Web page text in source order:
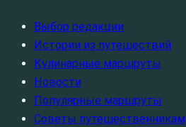
Выбор редакции
Истории из путешествий
Кулинарные маршруты
Новости
Популярные маршруты
Советы путешественникам